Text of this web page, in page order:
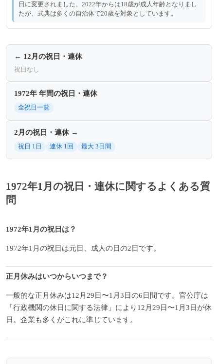
日に変更されました。2022年からは18歳が成人年齢となりまし
たが、式典は多くの自治体で20歳を対象としています。
← 12月の祝日・連休
祝日なし
1972年 年間の祝日・連休
全祝日一覧
2月の祝日・連休 →
祝日 1日 連休 1回 最大 3日間
1972年1月の祝日・連休に関するよくある質
問
1972年1月の祝日は？
1972年1月の祝日は元日、成人の日の2日です。
正月休みはいつからいつまで？
一般的な正月休みは12月29日〜1月3日の6日間です。官公庁は
「行政機関の休日に関する法律」により12月29日〜1月3日が休
日。企業も多くがこれに準じています。